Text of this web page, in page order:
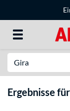
Ergebnisse